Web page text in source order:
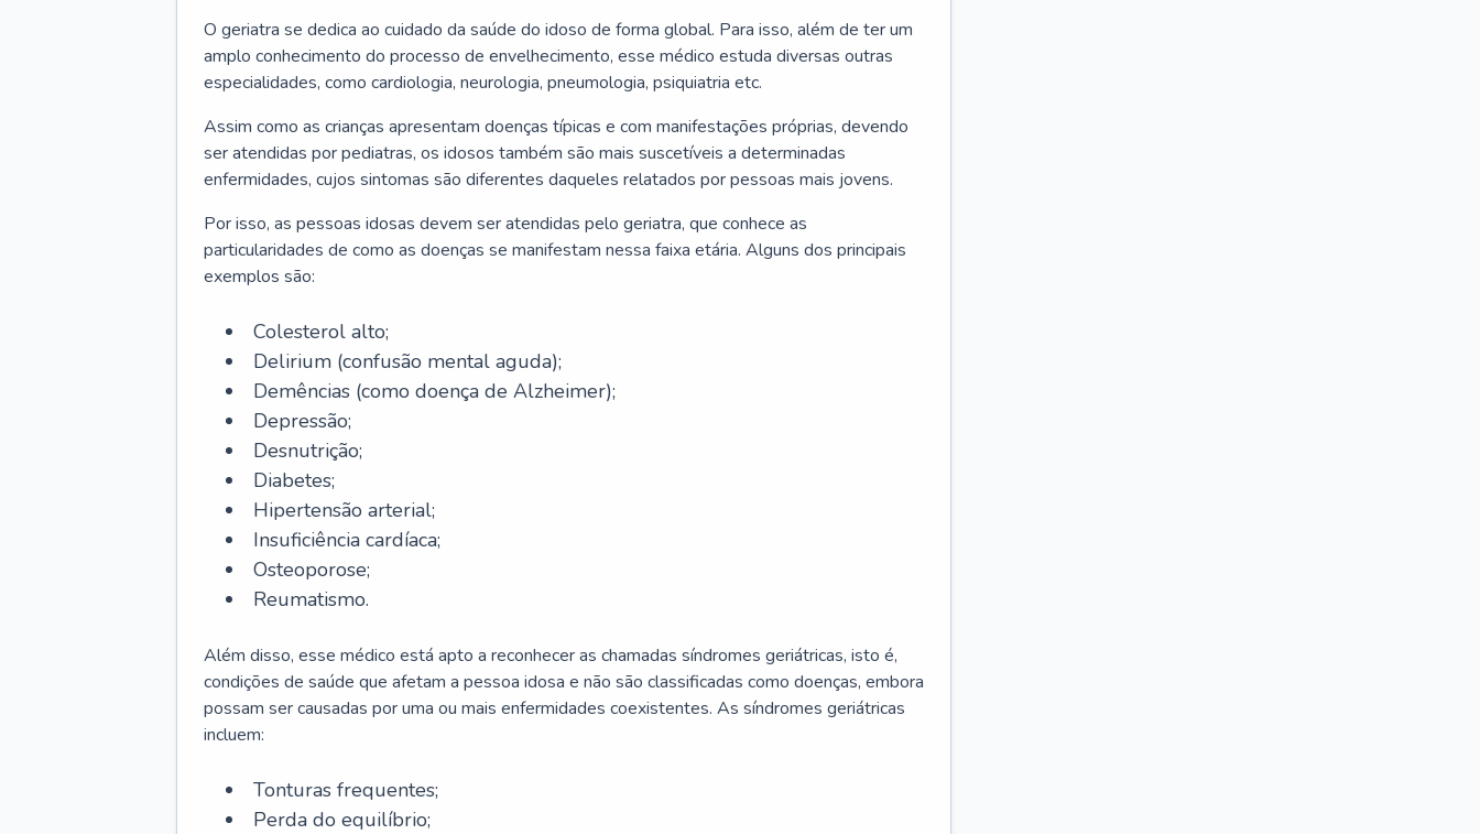
O geriatra se dedica ao cuidado da saúde do idoso de forma global. Para isso, além de ter um
amplo conhecimento do processo de envelhecimento, esse médico estuda diversas outras
especialidades, como cardiologia, neurologia, pneumologia, psiquiatria etc.
Assim como as crianças apresentam doenças típicas e com manifestações próprias, devendo
ser atendidas por pediatras, os idosos também são mais suscetíveis a determinadas
enfermidades, cujos sintomas são diferentes daqueles relatados por pessoas mais jovens.
Por isso, as pessoas idosas devem ser atendidas pelo geriatra, que conhece as
particularidades de como as doenças se manifestam nessa faixa etária. Alguns dos principais
exemplos são:
Colesterol alto;
Delirium (confusão mental aguda);
Demências (como doença de Alzheimer);
Depressão;
Desnutrição;
Diabetes;
Hipertensão arterial;
Insuficiência cardíaca;
Osteoporose;
Reumatismo.
Além disso, esse médico está apto a reconhecer as chamadas síndromes geriátricas, isto é,
condições de saúde que afetam a pessoa idosa e não são classificadas como doenças, embora
possam ser causadas por uma ou mais enfermidades coexistentes. As síndromes geriátricas
incluem:
Tonturas frequentes;
Perda do equilíbrio;